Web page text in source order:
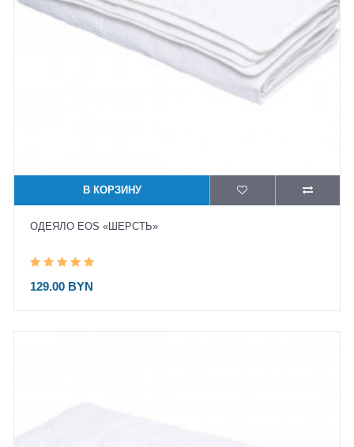
В КОРЗИНУ
ОДЕЯЛО EOS «ШЕРСТЬ»
129.00 BYN